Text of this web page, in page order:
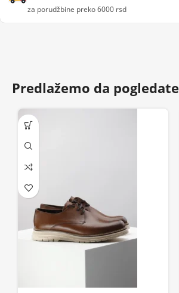
za porudžbine preko 6000 rsd
Predlažemo da pogledate